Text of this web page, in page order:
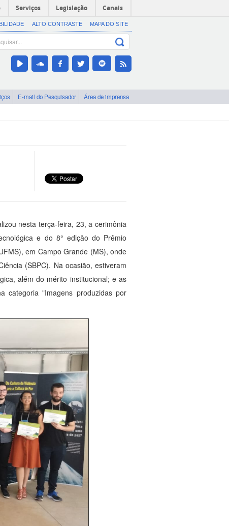
Serviços Legislação Canais
ALTO CONTRASTE MAPA DO SITE
E-mail do Pesquisador Área de imprensa
nesta terça-feira, 23, a cerimônia
e do 8° edição do Prêmio
em Campo Grande (MS), onde
(SBPC). Na ocasião, estiveram
além do mérito institucional; e as
categoria "Imagens produzidas por